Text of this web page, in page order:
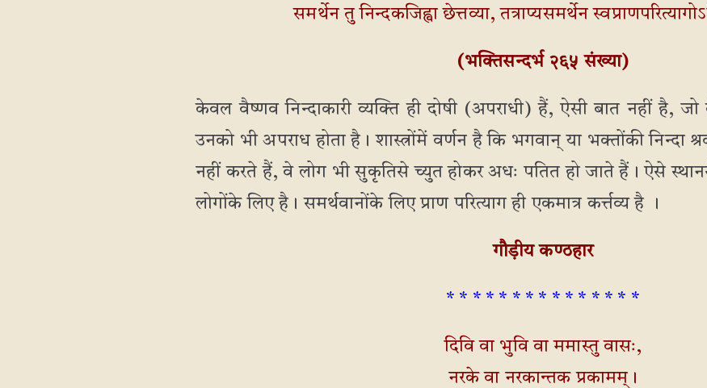
समर्थेन तु निन्दकजिह्वा छेत्तव्या, तत्राप्यसमर्थेन
(भक्तिसन्दर्भ २६५ संख्या)
केवल वैष्णव निन्दाकारी व्यक्ति ही दोषी (अपराधी) हैं, ऐसी बात नहीं है,
उनको भी अपराध होता है। शास्त्रोंमें वर्णन है कि भगवान् या भक्तोंकी निन्दा
नहीं करते हैं, वे लोग भी सुकृतिसे च्युत होकर अधः पतित हो जाते हैं। ऐसे
लोगोंके लिए है। समर्थवानोंके लिए प्राण परित्याग ही एकमात्र कर्त्तव्य है ।
गौड़ीय कण्ठहार
* * * * * * * * * * * * * * *
दिवि वा भुवि वा ममास्तु वासः,
नरके वा नरकान्तक प्रकामम्।